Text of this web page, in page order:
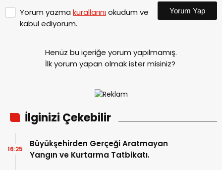
Yorum yazma kurallarınıokudum ve
kabul ediyorum.
Yorum Yap
Henüz bu içeriğe yorum yapılmamış.
İlk yorum yapan olmak ister misiniz?
İlginizi Çekebilir
Büyükşehirden Gerçeği Aratmayan
Yangın ve Kurtarma Tatbikatı.
16:25